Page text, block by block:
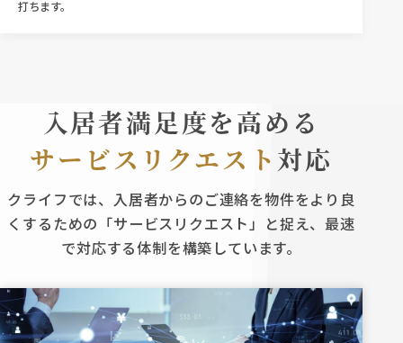
打ちます。
入居者満足度を高める
サービスリクエスト 対応
クライフでは、入居者からのご連絡を物件をより良
くするための「サービスリクエスト」と捉え、最速
で対応する体制を構築しています。